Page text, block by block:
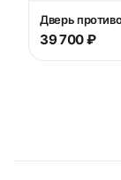
Дверь
39 700 ₽